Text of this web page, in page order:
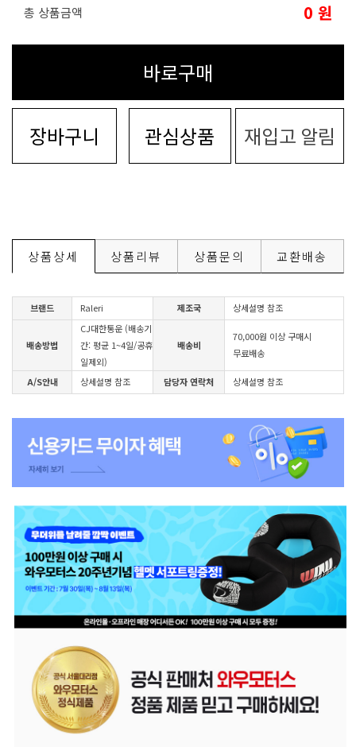
총 상품금액 0 원
바로구매
장바구니 관심상품 재입고 알림
상품상세 상품리뷰 상품문의 교환배송
브랜드 Raleri 제조국 상세설명 참조
배송방법
CJ대한통운 (배송기
간: 평균 1~4일/공휴
일제외)
배송비
70,000원 이상 구매시
무료배송
A/S안내 상세설명 참조 담당자 연락처 상세설명 참조